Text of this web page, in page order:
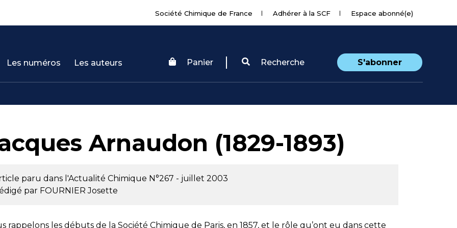
Société Chimique de France Adhérer à la SCF Espace abonné(e)
Les numéros Les auteurs Panier Recherche S'abonner
Arnaudon (1829-1893)
paru dans l'Actualité Chimique N°267 - juillet 2003
par FOURNIER Josette
rappelons les débuts de la Société Chimique de Paris, en 1857, et le rôle qu’ont eu dans cette